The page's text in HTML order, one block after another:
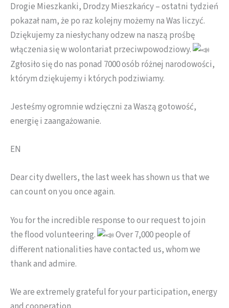
Drogie Mieszkanki, Drodzy Mieszkańcy – ostatni tydzień
pokazał nam, że po raz kolejny możemy na Was liczyć.
Dziękujemy za niesłychany odzew na naszą prośbę
włączenia się w wolontariat przeciwpowodziowy.
Zgłosiło się do nas ponad 7000 osób różnej narodowości,
którym dziękujemy i których podziwiamy.
Jesteśmy ogromnie wdzięczni za Waszą gotowość,
energię i zaangażowanie.
EN
Dear city dwellers, the last week has shown us that we
can count on you once again.
You for the incredible response to our request to join
the flood volunteering.
Over 7,000 people of
different nationalities have contacted us, whom we
thank and admire.
We are extremely grateful for your participation, energy